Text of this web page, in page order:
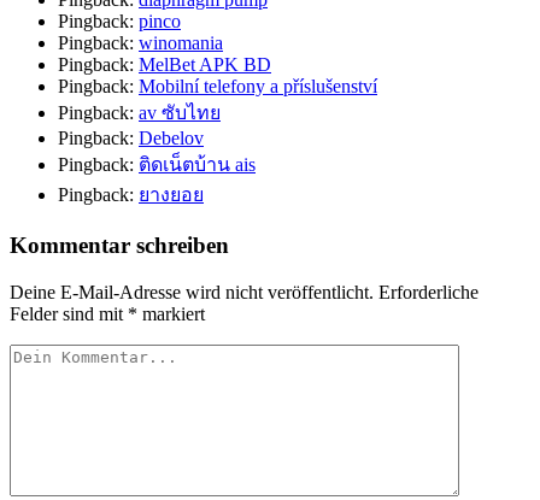
Pingback: pinco
Pingback: winomania
Pingback: MelBet APK BD
Pingback: Mobilní telefony a příslušenství
Pingback: av ซับไทย
Pingback: Debelov
Pingback: ติดเน็ตบ้าน ais
Pingback: ยางยอย
Kommentar schreiben
Deine E-Mail-Adresse wird nicht veröffentlicht. Erforderliche
Felder sind mit * markiert